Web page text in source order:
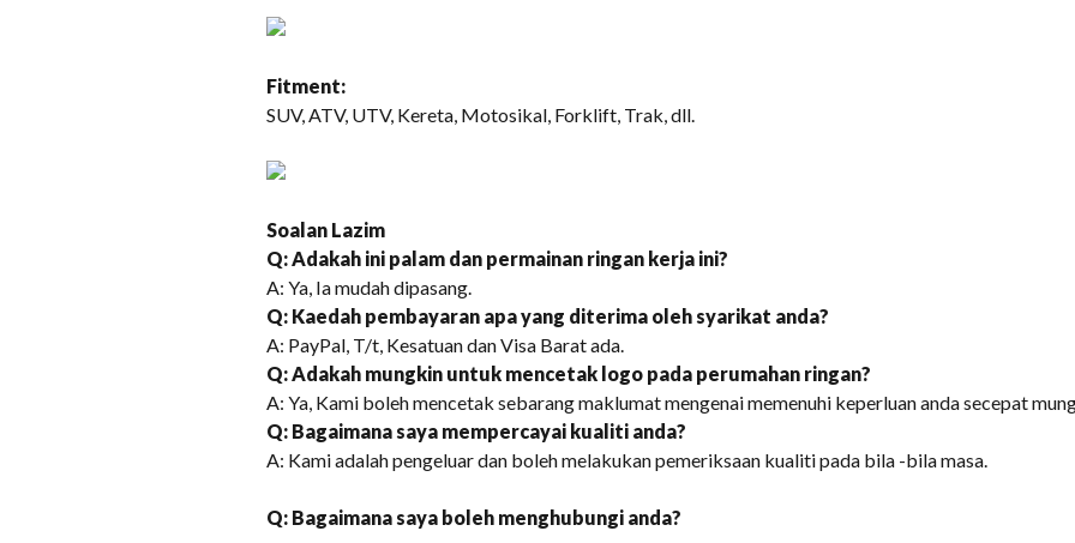
Fitment:
SUV, ATV, UTV, Kereta, Motosikal, Forklift, Trak, dll.
Soalan Lazim
Q: Adakah ini palam dan permainan ringan kerja ini?
A: Ya, Ia mudah dipasang.
Q: Kaedah pembayaran apa yang diterima oleh syarikat anda?
A: PayPal, T/t, Kesatuan dan Visa Barat ada.
Q: Adakah mungkin untuk mencetak logo pada perumahan ringan?
A: Ya, Kami boleh mencetak sebarang maklumat mengenai memenuhi keperluan anda secepat
Q: Bagaimana saya mempercayai kualiti anda?
A: Kami adalah pengeluar dan boleh melakukan pemeriksaan kualiti pada bila -bila masa.
Q: Bagaimana saya boleh menghubungi anda?